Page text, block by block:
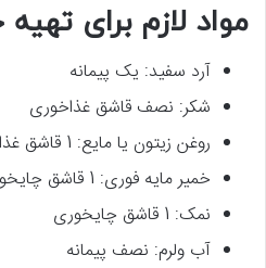
مواد لازم برای تهیه
آرد سفید: یک پیمانه
شکر: نصف قاشق غذاخوری
روغن زیتون یا مایع: 1 قاشق غذاخوری
خمیر مایه فوری: 1 قاشق چایخوری
نمک: 1 قاشق چایخوری
آب ولرم: نصف پیمانه